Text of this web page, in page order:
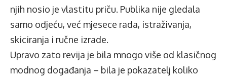
njih nosio je vlastitu priču. Publika nije gledala
samo odjeću, već mjesece rada, istraživanja,
skiciranja i ručne izrade.
Upravo zato revija je bila mnogo više od klasičnog
modnog događanja – bila je pokazatelj koliko